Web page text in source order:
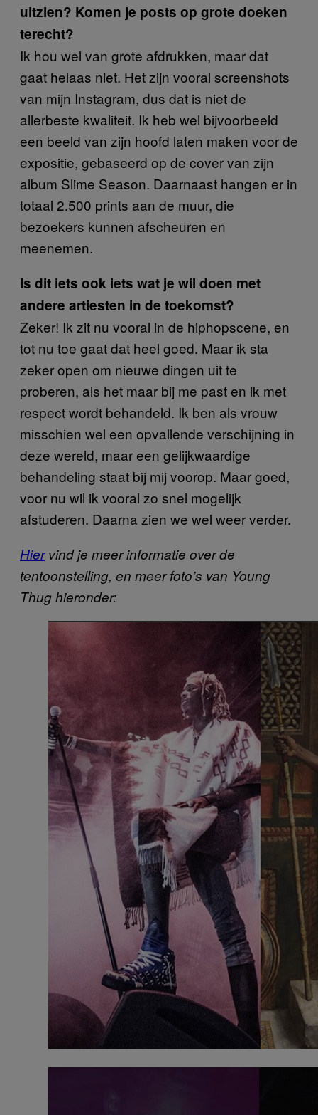
uitzien? Komen je posts op grote doeken
terecht?
Ik hou wel van grote afdrukken, maar dat
gaat helaas niet. Het zijn vooral screenshots
van mijn Instagram, dus dat is niet de
allerbeste kwaliteit. Ik heb wel bijvoorbeeld
een beeld van zijn hoofd laten maken voor de
expositie, gebaseerd op de cover van zijn
album Slime Season. Daarnaast hangen er in
totaal 2.500 prints aan de muur, die
bezoekers kunnen afscheuren en
meenemen.
Is dit iets ook iets wat je wil doen met
andere artiesten in de toekomst?
Zeker! Ik zit nu vooral in de hiphopscene, en
tot nu toe gaat dat heel goed. Maar ik sta
zeker open om nieuwe dingen uit te
proberen, als het maar bij me past en ik met
respect wordt behandeld. Ik ben als vrouw
misschien wel een opvallende verschijning in
deze wereld, maar een gelijkwaardige
behandeling staat bij mij voorop. Maar goed,
voor nu wil ik vooral zo snel mogelijk
afstuderen. Daarna zien we wel weer verder.
Hiervind je meer informatie over de
tentoonstelling, en meer foto’s van Young
Thug hieronder: